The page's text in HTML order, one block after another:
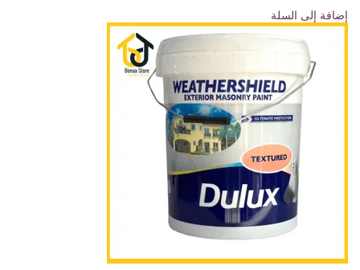
إضافة إلى السلة